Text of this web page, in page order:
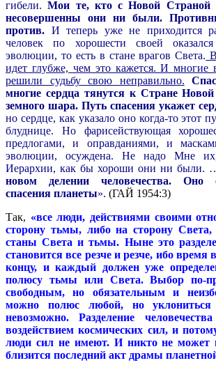
гибели. Мои те, кто с Новой Страной
несовершенны они ни были.
против. И теперь уже не приходится
человек по хорошести своей
эволюции, то есть в стане врагов Света.
идет глубже, чем это кажется. И многие
решили судьбу свою неправильно.
многие сердца тянутся к Стране Новой
земного шара. Путь спасения укажет
но сердце, как указало оно когда-то этот
блуднице. Но фарисействующая
предлогами, и оправданиями, и
эволюции, осуждена. Не надо Мне
Иерархии, как бы хороши они ни были.
новом делении человечества. Оно
спасения планеты». (ГАЙ 1954:3)
Так, «все люди, действиями своими
сторону тьмы, либо на сторону
станы Света и тьмы. Ныне это
становится все резче и резче, ибо время
концу, и каждый должен уже
полюсу тьмы или Света. Выбор по-
свободным, но обязательным и
можно полюс любой, но
невозможно. Разделение
воздействием космических сил, и
люди сил не имеют. И никто не может
близится последний акт драмы